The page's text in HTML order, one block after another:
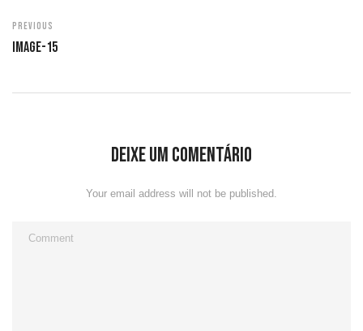
Previous
Image-15
Deixe um comentário
Your email address will not be published.